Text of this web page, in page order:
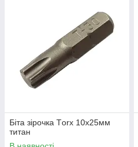
Біта зірочка Тorx 10х25мм
титан